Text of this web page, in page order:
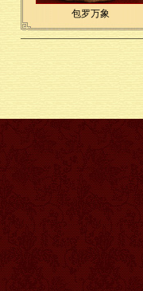
包罗万象